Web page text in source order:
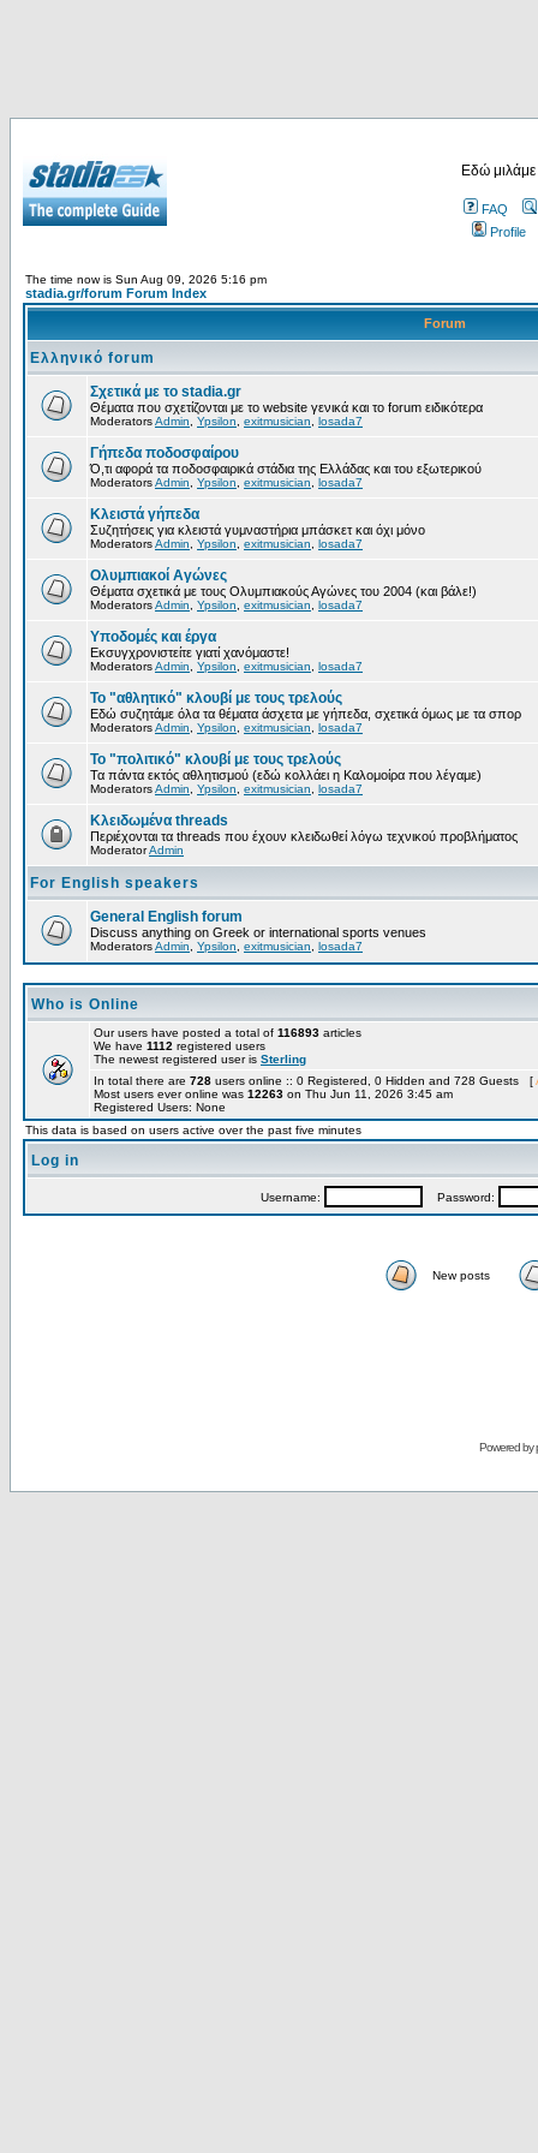
Εδώ
FAQ
Profile
The time now is Sun Aug 09, 2026 5:16 pm
stadia.gr/forum Forum Index
Forum
Ελληνικό forum
Σχετικά με το stadia.gr
Θέματα που σχετίζονται με το website γενικά και το forum ειδικότερα
ModeratorsAdmin Ypsilon exitmusician losada7
Γήπεδα ποδοσφαίρου
Ό,τι αφορά τα ποδοσφαιρικά στάδια της Ελλάδας και του εξωτερικού
ModeratorsAdmin Ypsilon exitmusician losada7
Κλειστά γήπεδα
Συζητήσεις για κλειστά γυμναστήρια μπάσκετ και όχι μόνο
ModeratorsAdmin Ypsilon exitmusician losada7
Ολυμπιακοί Αγώνες
Θέματα σχετικά με τους Ολυμπιακούς Αγώνες του 2004 (και βάλε!)
ModeratorsAdmin Ypsilon exitmusician losada7
Υποδομές και έργα
Εκσυγχρονιστείτε γιατί χανόμαστε!
ModeratorsAdmin Ypsilon exitmusician losada7
Το "αθλητικό" κλουβί με τους τρελούς
Εδώ συζητάμε όλα τα θέματα άσχετα με γήπεδα, σχετικά όμως με τα σπορ
ModeratorsAdmin Ypsilon exitmusician losada7
Το "πολιτικό" κλουβί με τους τρελούς
Τα πάντα εκτός αθλητισμού (εδώ κολλάει η Καλομοίρα που λέγαμε)
ModeratorsAdmin Ypsilon exitmusician losada7
Κλειδωμένα threads
Περιέχονται τα threads που έχουν κλειδωθεί λόγω τεχνικού προβλήματος
ModeratorAdmin
For English speakers
General English forum
Discuss anything on Greek or international sports venues
ModeratorsAdmin Ypsilon exitmusician losada7
Who is Online
Our users have posted a total of 116893 articles
We have 1112 registered users
The newest registered user is Sterling
In total there are 728 users online :: 0 Registered, 0 Hidden and 728 Guests [
Most users ever online was 12263 on Thu Jun 11, 2026 3:45 am
Registered Users: None
This data is based on users active over the past five minutes
Log in
Username: Password:
New posts
Powered by